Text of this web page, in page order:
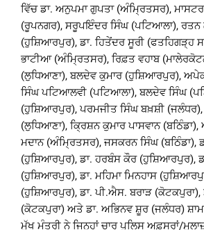
ਵਿੱਚ ਡਾ. ਅਨੁਪਮਾ ਗੁਪਤਾ (ਅੰਮ੍ਰਿਤਸਰ),
(ਰੂਪਨਗਰ), ਸਰੂਪਇੰਦਰ ਸਿੰਘ (ਪਟਿਆਲਾ), ਰਤਨ
(ਹੁਸ਼ਿਆਰਪੁਰ), ਡਾ. ਹਿਤੇਂਦਰ ਸੂਰੀ (ਫਤਹਿਗੜ੍ਹ
ਭਾਟੀਆ (ਅੰਮ੍ਰਿਤਸਰ), ਰਿਫ਼ਤ ਵਹਾਬ
(ਲੁਧਿਆਣਾ), ਬਲਦੇਵ ਕੁਮਾਰ (ਹੁਸ਼ਿਆਰਪੁਰ),
ਸਿੰਘ ਪਟਿਆਲਵੀ (ਪਟਿਆਲਾ), ਬਲਦੇਵ ਸਿੰਘ
(ਹੁਸ਼ਿਆਰਪੁਰ), ਪਰਮਜੀਤ ਸਿੰਘ ਬਖ਼ਸ਼ੀ (ਜਲੰਧਰ),
(ਲੁਧਿਆਣਾ), ਕ੍ਰਿਸ਼ਨ ਕੁਮਾਰ ਪਾਸਵਾਨ
ਮਦਾਨ (ਅੰਮ੍ਰਿਤਸਰ), ਜਸਕਰਨ ਸਿੰਘ (ਬਠਿੰਡਾ),
(ਹੁਸ਼ਿਆਰਪੁਰ), ਡਾ. ਹਰਬੰਸ ਕੌਰ (ਹੁਸ਼ਿਆਰਪੁਰ),
(ਹੁਸ਼ਿਆਰਪੁਰ), ਡਾ. ਮਹਿਮਾ ਮਿਨਹਾਸ
(ਹੁਸ਼ਿਆਰਪੁਰ), ਡਾ. ਪੀ.ਐਸ. ਬਰਾੜ (ਕੋਟਕਪੁਰਾ),
(ਕੋਟਕਪੁਰਾ) ਅਤੇ ਡਾ. ਅਭਿਨਵ ਸ਼ੂਰ (ਜਲੰਧਰ)
ਮੁੱਖ ਮੰਤਰੀ ਨੇ ਜਿਨ੍ਹਾਂ ਚਾਰ ਪੁਲਿਸ ਅਫ਼ਸਰਾਂ/